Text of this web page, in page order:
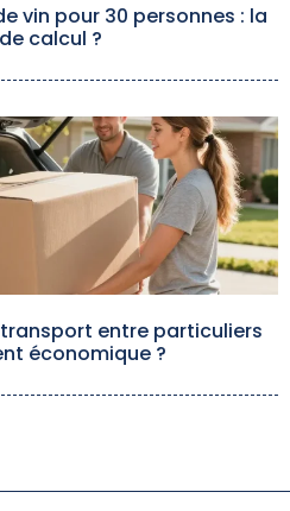
vin pour 30 personnes : la
calcul ?
transport entre particuliers
économique ?